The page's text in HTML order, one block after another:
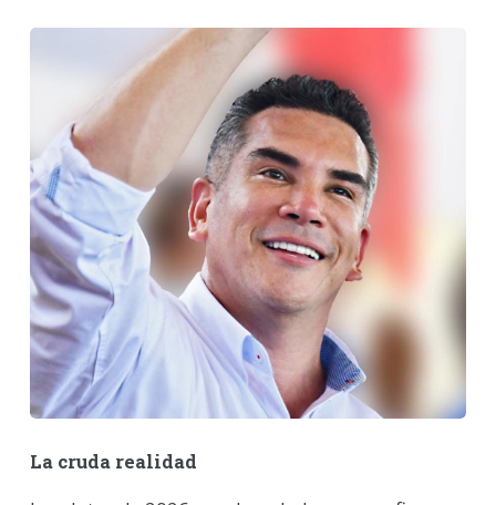
La cruda realidad